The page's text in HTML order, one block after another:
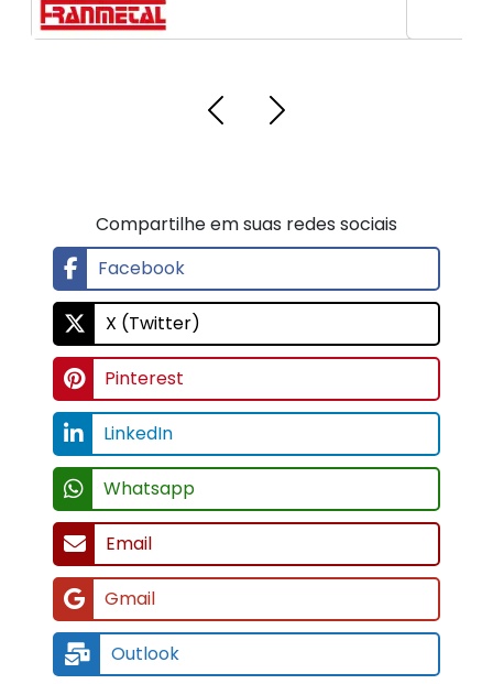
Compartilhe em suas redes sociais
Facebook
X (Twitter)
Pinterest
LinkedIn
Whatsapp
Email
Gmail
Outlook